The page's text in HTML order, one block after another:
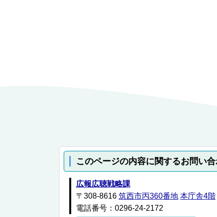
このページの内容に関するお問い
広報広聴戦略課
〒308-8616 筑西市丙360番地 本庁舎4階
電話番号：0296-24-2172